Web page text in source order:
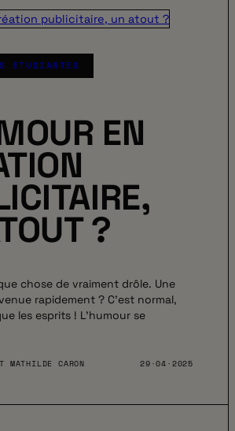
ÉTUDIANTES
EN
?
chose de vraiment drôle. Une
rapidement ? C’est normal,
les esprits ! L’humour se
MATHILDE CARON 29·04·2025